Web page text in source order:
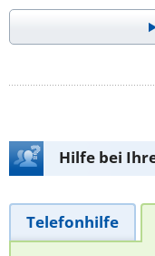
Hilfe bei
Telefonhilfe